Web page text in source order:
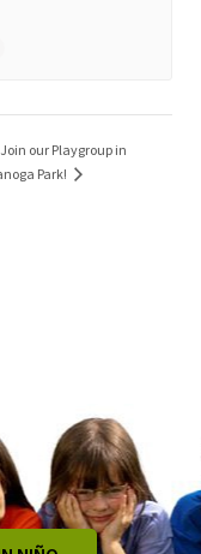
Join our Playgroup in
Park!